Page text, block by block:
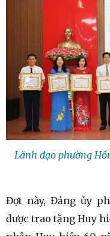
Lãnh đạo phường
Đợt này, Đảng ủy
được trao tặng Huy